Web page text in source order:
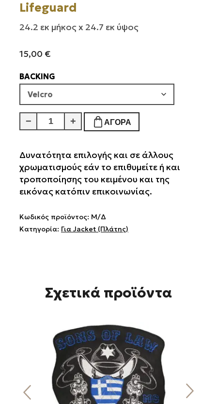
Lifeguard
24.2 εκ μήκος x 24.7 εκ ύψος
15,00 €
BACKING
−
Lifeguard
ποσότητα
+ ΑΓΟΡΆ
Δυνατότητα επιλογής και σε άλλους
χρωματισμούς εάν το επιθυμείτε ή και
τροποποίησης του κειμένου και της
εικόνας κατόπιν επικοινωνίας.
Κωδικός προϊόντος: Μ/Δ
Κατηγορία: Για Jacket (Πλάτης)
Σχετικά προϊόντα